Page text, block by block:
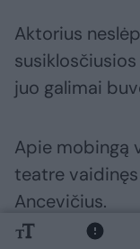
Aktorius
juo galimai
Apie mobingą
teatre
Ancevičius.